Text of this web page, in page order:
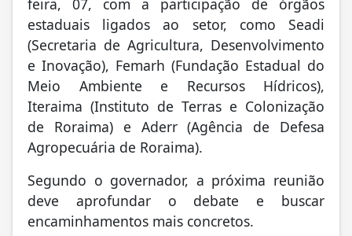
feira, 07, com a participação de órgãos
estaduais ligados ao setor, como Seadi
(Secretaria de Agricultura, Desenvolvimento
e Inovação), Femarh (Fundação Estadual do
Meio Ambiente e Recursos Hídricos),
Iteraima (Instituto de Terras e Colonização
de Roraima) e Aderr (Agência de Defesa
Agropecuária de Roraima).
Segundo o governador, a próxima reunião
deve aprofundar o debate e buscar
encaminhamentos mais concretos.